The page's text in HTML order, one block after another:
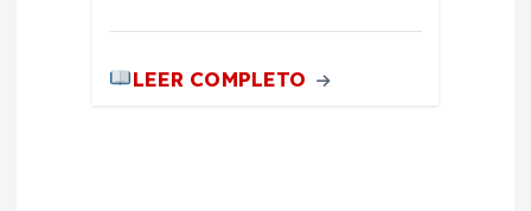
LEER COMPLETO